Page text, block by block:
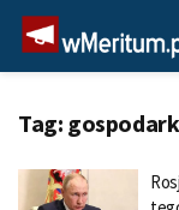
Tag: